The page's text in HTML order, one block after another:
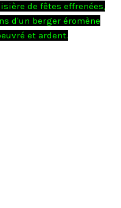
de fêtes effrenées,
d'un berger éromène
et ardent.